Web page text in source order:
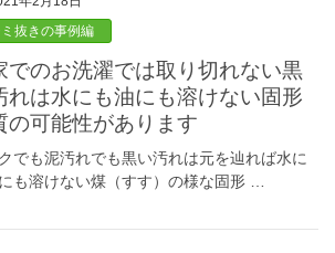
抜きの事例編
れは水にも油にも溶けない固形
の可能性があります
でも泥汚れでも黒い汚れは元を辿れば水に
も溶けない煤（すす）の様な固形 …